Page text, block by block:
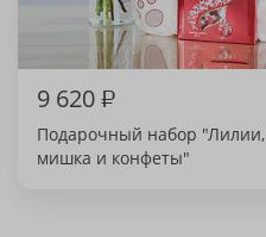
9 620₽
Подарочный набор "Лилии,
мишка и конфеты"